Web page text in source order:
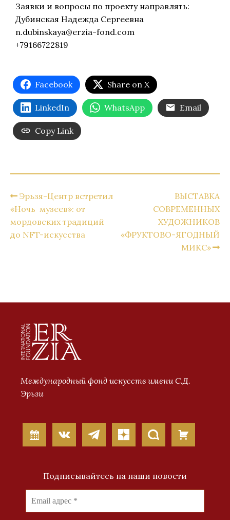
Заявки и вопросы по проекту направлять:
Дубинская Надежда Сергеевна
n.dubinskaya@erzia-fond.com
+79166722819
Facebook Share on X
LinkedIn WhatsApp Email
Copy Link
Эрьзя-Центр встретил
«Ночь музеев»: от
мордовских традиций
до NFT-искусства
ВЫСТАВКА
СОВРЕМЕННЫХ
ХУДОЖНИКОВ
«ФРУКТОВО-ЯГОДНЫЙ
МИКС»
Международный фонд искусств имени С.Д.
Эрьзи
Подписывайтесь на наши новости